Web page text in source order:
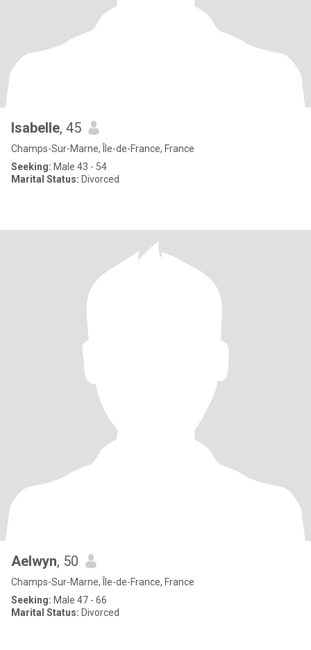
Isabelle, 45
Champs-Sur-Marne, Île-de-France, France
Seeking: Male 43 - 54
Marital Status: Divorced
Aelwyn, 50
Champs-Sur-Marne, Île-de-France, France
Seeking: Male 47 - 66
Marital Status: Divorced